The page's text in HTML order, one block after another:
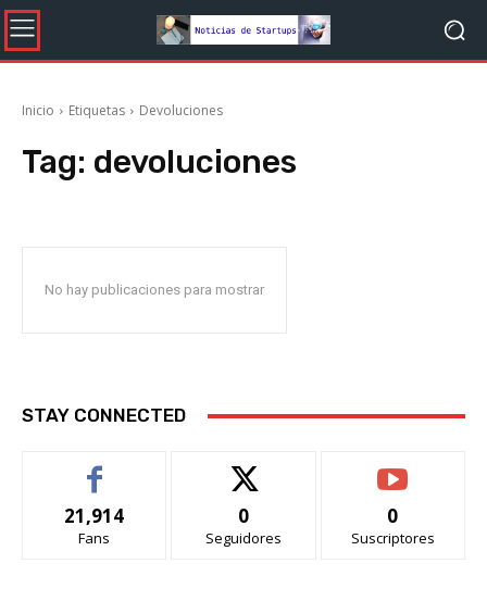
Inicio Etiquetas Devoluciones
Tag: devoluciones
No hay publicaciones para mostrar
STAY CONNECTED
21,914
Fans
0
Seguidores
0
Suscriptores